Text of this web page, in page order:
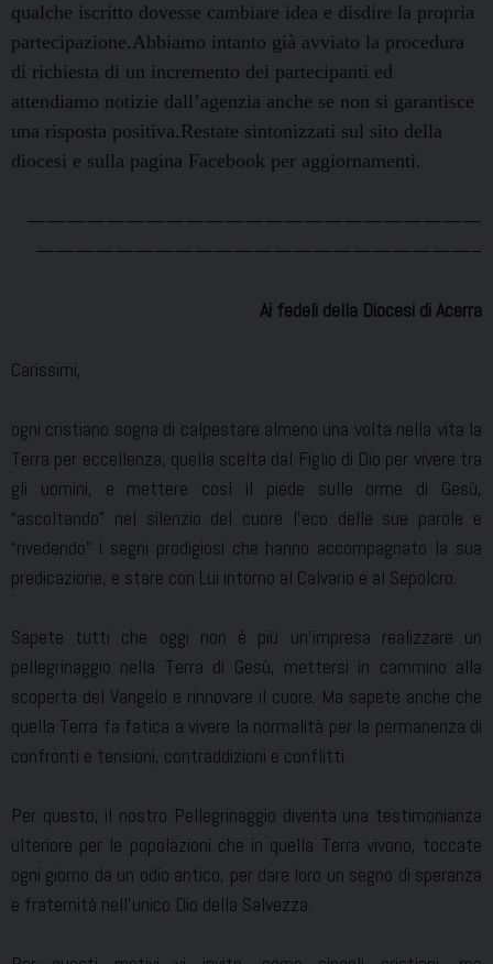
qualche iscritto dovesse cambiare idea e disdire la propria
partecipazione.Abbiamo intanto già avviato la procedura
di richiesta di un incremento dei partecipanti ed
attendiamo notizie dall’agenzia anche se non si garantisce
una risposta positiva.Restate sintonizzati sul sito della
diocesi e sulla pagina Facebook per aggiornamenti.
———————————————————————
——————————————————————–
Ai fedeli della Diocesi di Acerra
Carissimi,
ogni cristiano sogna di calpestare almeno una volta nella vita la
Terra per eccellenza, quella scelta dal Figlio di Dio per vivere tra
gli uomini, e mettere così il piede sulle orme di Gesù,
“ascoltando” nel silenzio del cuore l’eco delle sue parole e
“rivedendo” i segni prodigiosi che hanno accompagnato la sua
predicazione, e stare con Lui intorno al Calvario e al Sepolcro.
Sapete tutti che oggi non è più un’impresa realizzare un
pellegrinaggio nella Terra di Gesù, mettersi in cammino alla
scoperta del Vangelo e rinnovare il cuore. Ma sapete anche che
quella Terra fa fatica a vivere la normalità per la permanenza di
confronti e tensioni, contraddizioni e conflitti.
Per questo, il nostro Pellegrinaggio diventa una testimonianza
ulteriore per le popolazioni che in quella Terra vivono, toccate
ogni giorno da un odio antico, per dare loro un segno di speranza
e fraternità nell’unico Dio della Salvezza.